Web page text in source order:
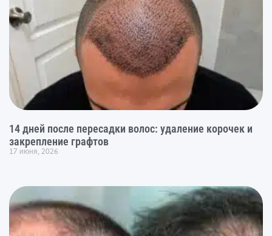
14 дней после пересадки волос: удаление корочек и
закрепление графтов
17 июня, 2026